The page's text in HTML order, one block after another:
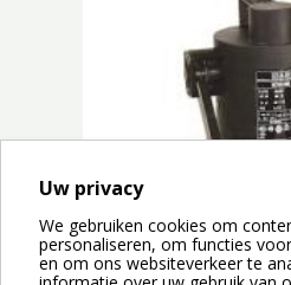
Uw privacy
We gebruiken cookies om
personaliseren, om functies
en om ons websiteverkeer te